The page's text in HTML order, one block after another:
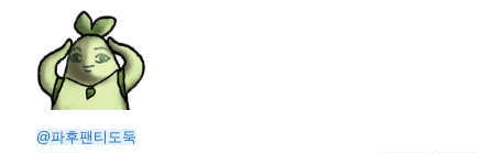
@파후팬티도둑